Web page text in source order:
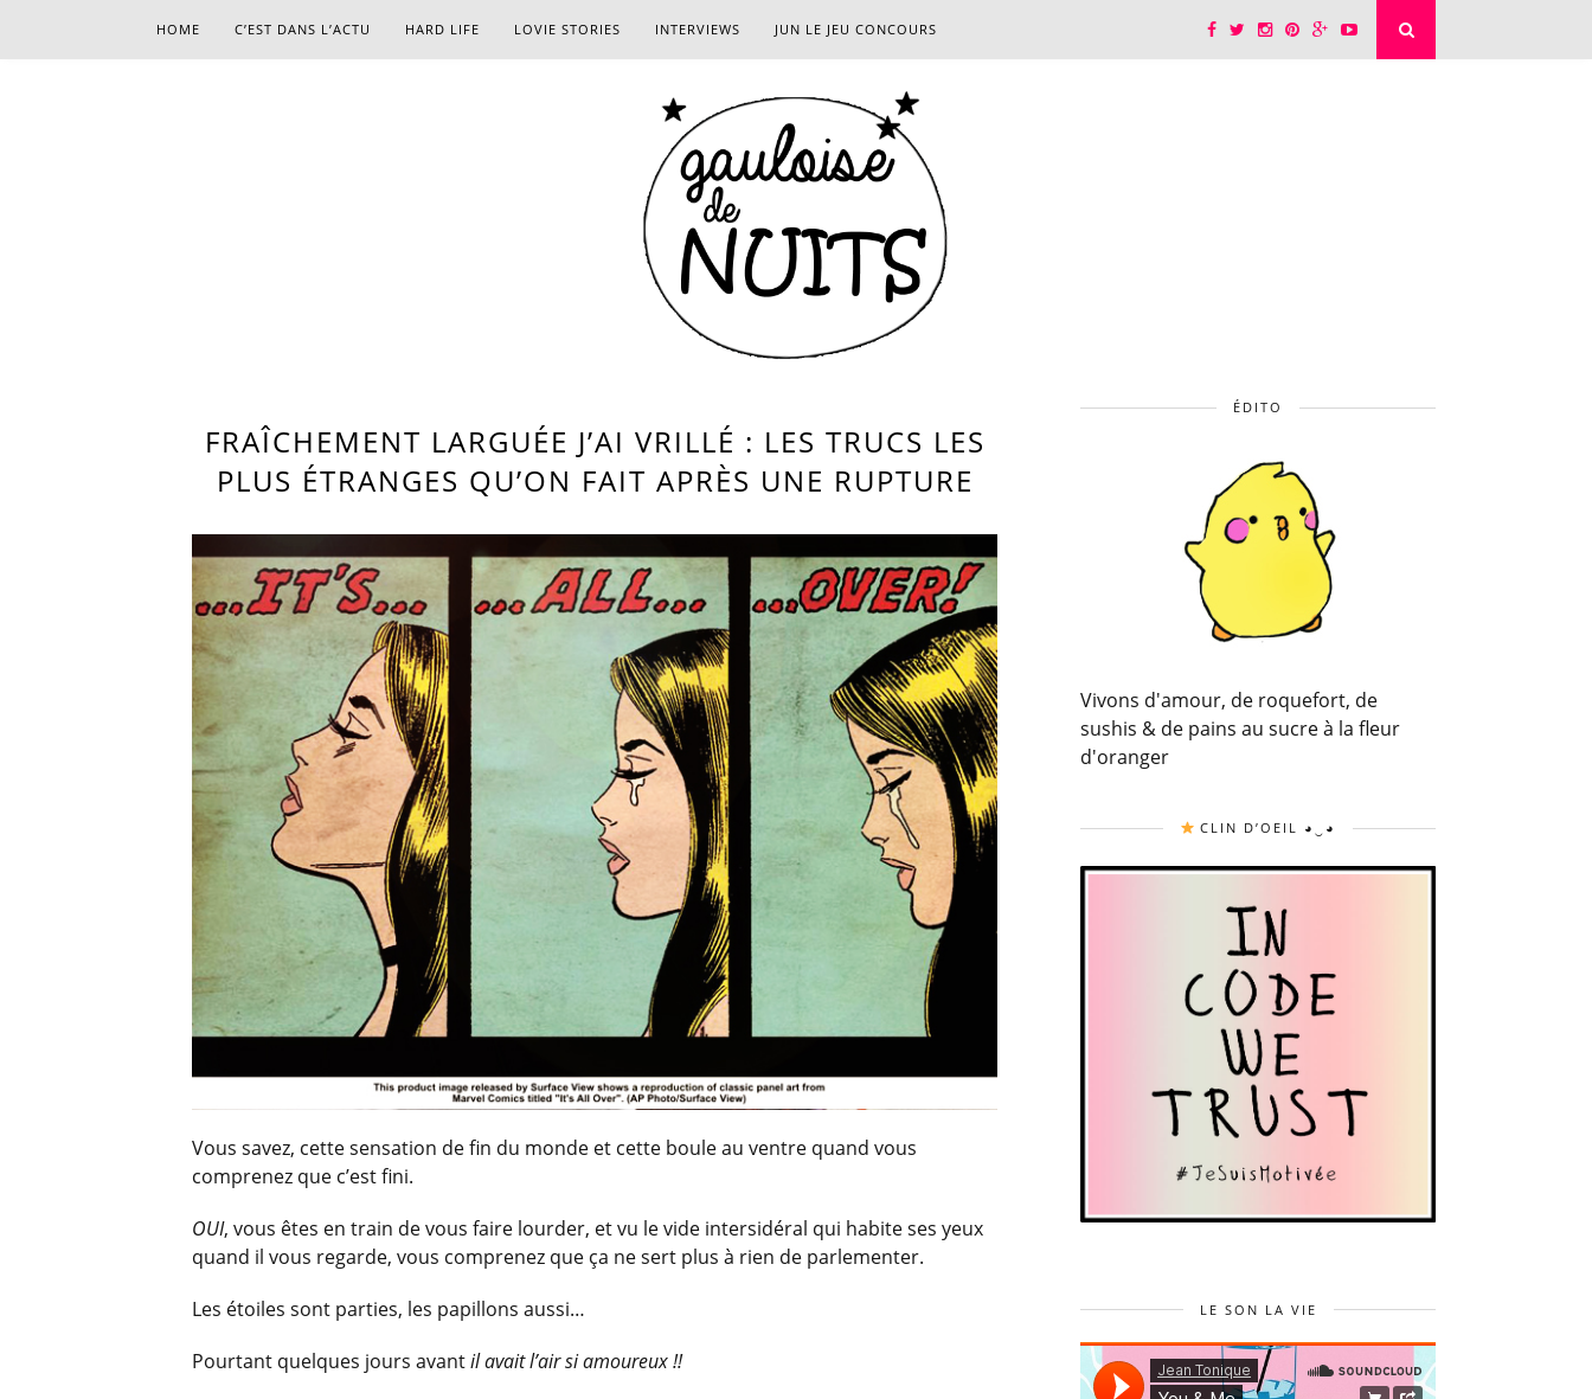
HOME C’EST DANS L’ACTU HARD LIFE LOVIE STORIES INTERVIEWS JUN LE JEU CONCOURS
FRAÎCHEMENT LARGUÉE J’AI VRILLÉ : LES TRUCS LES
PLUS ÉTRANGES QU’ON FAIT APRÈS UNE RUPTURE
Vous savez, cette sensation de fin du monde et cette boule au ventre quand vous
comprenez que c’est fini.
OUI, vous êtes en train de vous faire lourder, et vu le vide intersidéral qui habite ses yeux
quand il vous regarde, vous comprenez que ça ne sert plus à rien de parlementer.
Les étoiles sont parties, les papillons aussi…
Pourtant quelques jours avantil avait l’air si amoureux !!
ÉDITO
Vivons d'amour, de roquefort, de
sushis & de pains au sucre à la fleur
d'oranger
CLIN D’OEIL ◕‿◕
LE SON LA VIE